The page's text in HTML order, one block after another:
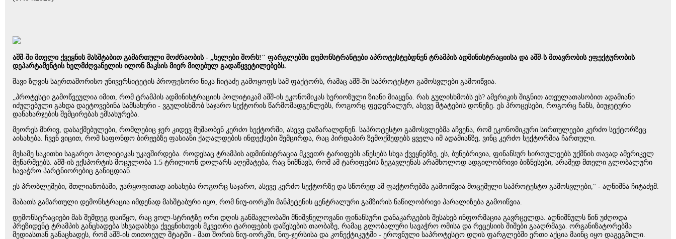
აშშ-ში მთელი ქვეყნის მასშტაბით გამართული მოძრაობის - „ხელები შორს!" ფარგლებში დემონსტრანტები აპროტესტებდნენ ტრამპის ადმინისტრაციისა და აშშ-ს მთავრობის ეფექტურობის
დეპარტამენტის ხელმძღვანელის ილონ მაკსის მიერ მიღებულ გადაწყვეტილებებს.
შავი ზღვის საერთაშორისო უნივერსიტეტის პროფესორი ნიკა ჩიტაძე გამოყოფს სამ ფაქტორს, რამაც აშშ-ში საპროტესტო გამოსვლები გამოიწვია.
„პროტესტი გამოწვეულია იმით, რომ ტრამპის ადმინისტრაციის პოლიტიკამ აშშ-ის ეკონომიკას სერიოზული ზიანი მიაყენა. რას გულისხმობს ეს? ამერიკის შიგნით ათეულათასობით ადამიანი
იძულებული გახდა დაეტოვებინა სამსახური - ვგულისხმობ საჯარო სექტორის წარმომადგენლებს, როგორც ფედერალურ, ასევე შტატების დონეზე. ეს პროცესები, როგორც ჩანს, ბიუჯეტური
დანახარჯების შემცირებას ემსახურება.
მეორეს მხრივ, დასაქმებულები, რომლებიც ჯერ კიდევ მუშაობენ კერძო სექტორში, ასევე დაზარალდნენ. საპროტესტო გამოსვლებმა აჩვენა, რომ ეკონომიკური სირთულეები კერძო სექტორზეც
აისახება. ჩვენ ვიცით, რომ საფონდო ბირჟებზე ფასიანი ქაღალდების ინდექსები შემცირდა, რაც პირდაპირ ზემოქმედებს ყველა იმ ადამიანზე, ვინც კერძო სექტორშია ჩართული.
მესამე საკითხი საგარეო პოლიტიკას უკავშირდება. როდესაც ტრამპის ადმინისტრაცია მკვეთრ ტარიფებს აწესებს სხვა ქვეყნებზე, ეს, ბუნებრივია, ფინანსურ სირთულეებს უქმნის თავად ამერიკელ
მეწარმეებს. აშშ-ის ექსპორტის მოცულობა 1.5 ტრილიონ დოლარს აღემატება, რაც ნიშნავს, რომ ამ ტარიფების ზეგავლენას არამხოლოდ ადგილობრივი ბიზნესები, არამედ მთელი გლობალური
სავაჭრო პარტნიორებიც განიცდიან.
ეს პრობლემები, მთლიანობაში, უარყოფითად აისახება როგორც საჯარო, ასევე კერძო სექტორზე და სწორედ ამ ფაქტორებმა გამოიწვია მოცემული საპროტესტო გამოსვლები," - აღნიშნა ჩიტაძემ.
შაბათს გამართული დემონსტრაცია იმდენად მასშტაბური იყო, რომ ნიუ-იორკში მანჰეტენის ცენტრალური გამზირის ნაწილობრივი პარალიზება გამოიწვია.
დემონსტრაციები მას შემდეგ დაიწყო, რაც ვოლ-სტრიტზე ორი დღის განმავლობაში მნიშვნელოვანი ფინანსური დანაკარგების შესახებ ინფორმაცია გავრცელდა. აღნიშნულს წინ უძღოდა
პრეზიდენტ ტრამპის განცხადება სხვადასხვა ქვეყნისთვის მკვეთრი ტარიფების დაწესების თაობაზე, რამაც გლობალური სავაჭრო ომისა და რეცესიის შიშები გააღრმავა. ორგანიზატორებმა
მედიასთან განაცხადეს, რომ აშშ-ის თითოეულ შტატში - მათ შორის ნიუ-იორკში, ნიუ-ჯერსისა და კონექტიკუტში - ეროვნული საპროტესტო დღის ფარგლებში ერთი აქცია მაინც იყო დაგეგმილი.